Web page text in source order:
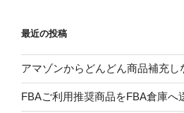
最近の投稿
アマゾンからどんどん商品補充し
FBAご利用推奨商品をFBA倉庫へ